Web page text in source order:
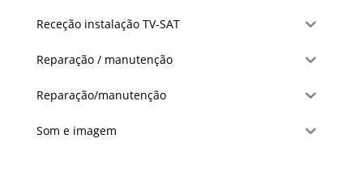
Receção instalação TV-SAT
Reparação / manutenção
Reparação/manutenção
Som e imagem